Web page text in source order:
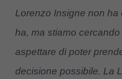
Lorenzo Insigne non ha
ha, ma stiamo
aspettare di poter
decisione possibile. La